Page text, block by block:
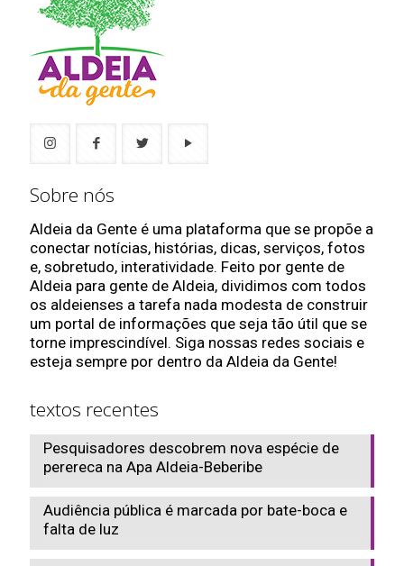
Sobre nós
Aldeia da Gente é uma plataforma que se propõe a
conectar notícias, histórias, dicas, serviços, fotos
e, sobretudo, interatividade. Feito por gente de
Aldeia para gente de Aldeia, dividimos com todos
os aldeienses a tarefa nada modesta de construir
um portal de informações que seja tão útil que se
torne imprescindível. Siga nossas redes sociais e
esteja sempre por dentro da Aldeia da Gente!
textos recentes
Pesquisadores descobrem nova espécie de
perereca na Apa Aldeia-Beberibe
Audiência pública é marcada por bate-boca e
falta de luz